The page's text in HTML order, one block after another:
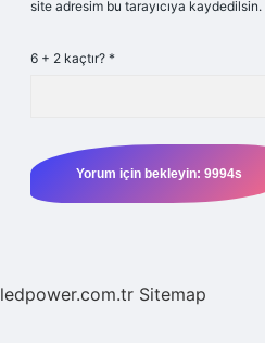
site adresim bu tarayıcıya kaydedilsin.
6 + 2 kaçtır? *
ledpower.com.tr Sitemap